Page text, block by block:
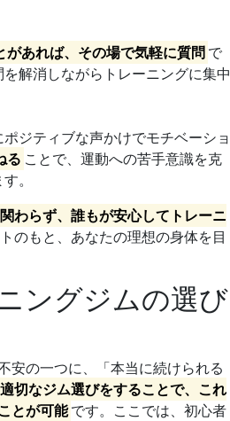
あれば、その場で気軽に質問 で
解消しながらトレーニングに集中
ジティブな声かけでモチベーショ
る ことで、運動への苦手意識を克
。
わらず、誰もが安心してトレーニ
のもと、あなたの理想の身体を目
ングジムの選び
安の一つに、「本当に続けられる
適切なジム選びをすることで、これ
とが可能 です。ここでは、初心者